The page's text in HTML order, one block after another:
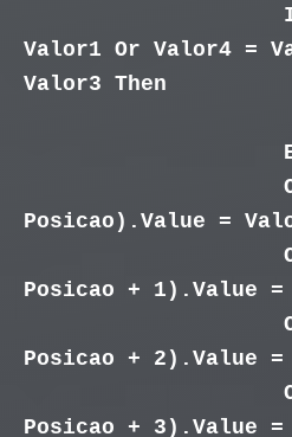
If
Valor1 Or Valor4 =
Valor3 Then
GoTo
End
Posicao).Value =
Posicao + 1).Value =
Posicao + 2).Value =
Posicao + 3).Value =